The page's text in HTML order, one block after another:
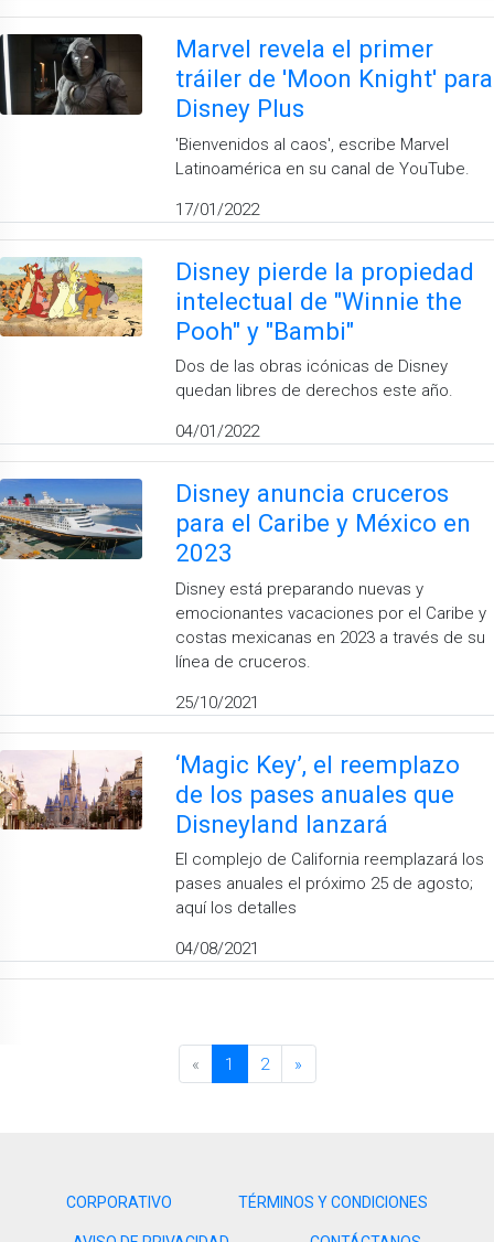
Marvel revela el primer
tráiler de 'Moon Knight' para
Disney Plus
'Bienvenidos al caos', escribe Marvel
Latinoamérica en su canal de YouTube.
17/01/2022
Disney pierde la propiedad
intelectual de "Winnie the
Pooh" y "Bambi"
Dos de las obras icónicas de Disney
quedan libres de derechos este año.
04/01/2022
Disney anuncia cruceros
para el Caribe y México en
2023
Disney está preparando nuevas y
emocionantes vacaciones por el Caribe y
costas mexicanas en 2023 a través de su
línea de cruceros.
25/10/2021
‘Magic Key’, el reemplazo
de los pases anuales que
Disneyland lanzará
El complejo de California reemplazará los
pases anuales el próximo 25 de agosto;
aquí los detalles
04/08/2021
« 1 2 »
CORPORATIVO TÉRMINOS Y CONDICIONES